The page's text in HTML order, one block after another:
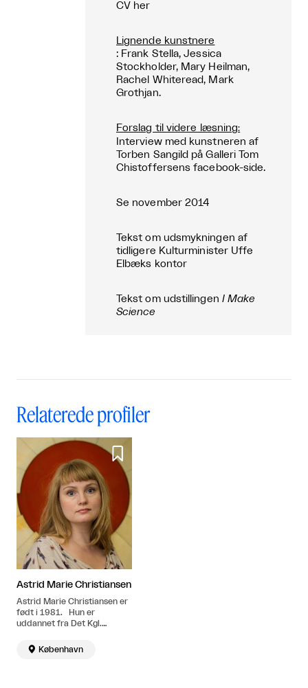
CV her
Lignende kunstnere
: Frank Stella, Jessica
Stockholder, Mary Heilman,
Rachel Whiteread, Mark
Grothjan.
Forslag til videre læsning:
Interview med kunstneren af
Torben Sangild på Galleri Tom
Chistoffersens facebook-side.
Se november 2014
Tekst om udsmykningen af
tidligere Kulturminister Uffe
Elbæks kontor
Tekst om udstillingen I Make
Science
Relaterede profiler

Astrid Marie Christiansen
Astrid Marie Christiansen er
født i 1981. Hun er
uddannet fra Det Kgl.
årene 2006-2012. Bor og
 København